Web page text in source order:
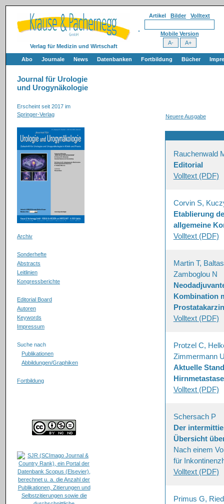
Verlag für Medizin und Wirtschaft
Artikel Bilder Volltext
Mobile Version
Abo Journale News Datenbanken Fortbildung Bücher
Journal für Urologie
und Urogynäkologie
Erscheint seit 2017 im
Springer-Verlag
Archiv
Sonderhefte
Abstracts
Leitlinien
Kongressberichte
Editorial Board
Autoren
Keywords
Impressum
Suche nach
Publikationen
Abbildungen/Graphiken
Fortbildung
Neuere Ausgabe
Rauchenwald
Editorial
Volltext (PDF)
Corvin S,
Etablierung
allgemeine
Volltext (PDF)
Martin T,
Zamboglou N
Kombination
Volltext (PDF)
Protzel C,
Zimmermann
Aktuelle
Volltext (PDF)
Schersach P
Der
Übersicht
Nach einem
für
Volltext (PDF)
Primus G,